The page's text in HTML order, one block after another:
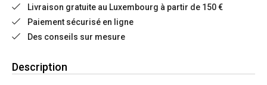
Livraison gratuite au Luxembourg à partir de 150 €
Paiement sécurisé en ligne
Des conseils sur mesure
Description